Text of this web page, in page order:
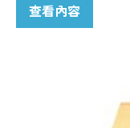
查看內容